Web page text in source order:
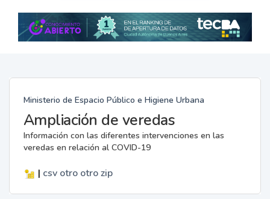
Ministerio de Espacio Público e Higiene Urbana
Ampliación de veredas
Información con las diferentes intervenciones en las
veredas en relación al COVID-19
| csv otro otro zip